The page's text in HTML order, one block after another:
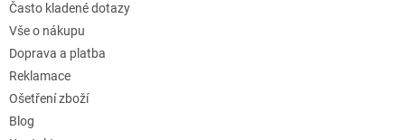
Často kladené dotazy
Vše o nákupu
Doprava a platba
Reklamace
Ošetření zboží
Blog